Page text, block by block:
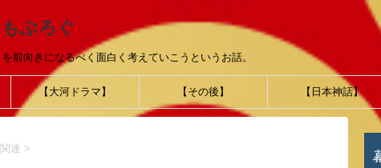
ぶろぐ
前向きになるべく面白く考えていこうというお話。
【大河ドラマ】 【その後】 【日本神話】
連 >